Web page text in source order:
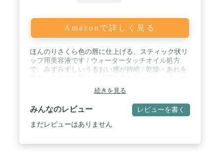
Amazonで詳しく見る
ほんのりさくら色の唇に仕上げる、スティック状リ
ップ用美容液です / ウォータータッチオイル処方
で、みずみずしいうるおい感が持続 / 乾燥・あれを
続きを見る
みんなのレビュー レビューを書く
まだレビューはありません